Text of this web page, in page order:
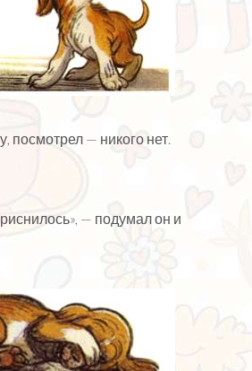
посмотрел — никого нет.
— подумал он и